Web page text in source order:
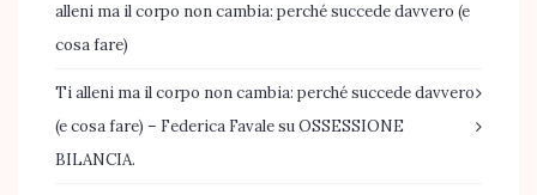
alleni ma il corpo non cambia: perché succede davvero (e
cosa fare)
Ti alleni ma il corpo non cambia: perché succede davvero
(e cosa fare) – Federica FavalesuOSSESSIONE
BILANCIA.